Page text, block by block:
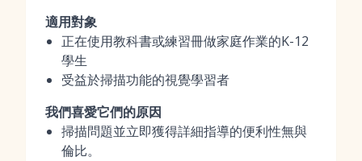
適用對象
正在使用教科書或練習冊做家庭作業的K-12
學生
受益於掃描功能的視覺學習者
我們喜愛它們的原因
掃描問題並立即獲得詳細指導的便利性無與
倫比。